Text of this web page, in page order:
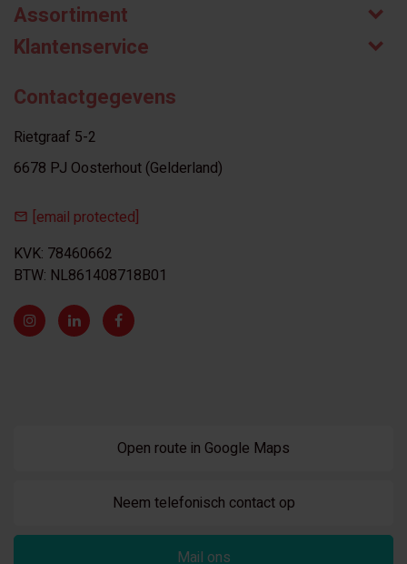
Assortiment
Klantenservice
Contactgegevens
Rietgraaf 5-2
6678 PJ Oosterhout (Gelderland)
[email protected]
KVK: 78460662
BTW: NL861408718B01
Open route in Google Maps
Neem telefonisch contact op
Mail ons